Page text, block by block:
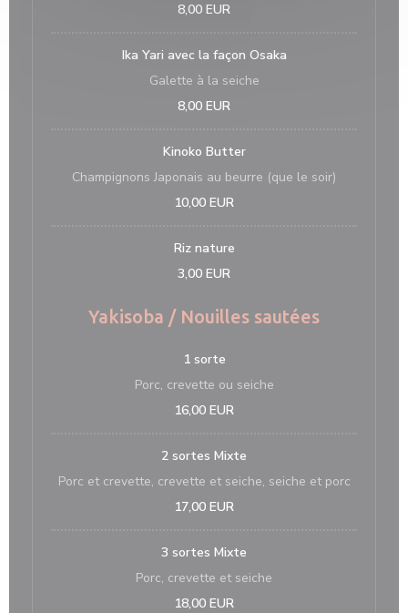
8,00 EUR
Ika Yari avec la façon Osaka
Galette à la seiche
8,00 EUR
Kinoko Butter
Champignons Japonais au beurre (que le soir)
10,00 EUR
Riz nature
3,00 EUR
Yakisoba / Nouilles sautées
1 sorte
Porc, crevette ou seiche
16,00 EUR
2 sortes Mixte
Porc et crevette, crevette et seiche, seiche et porc
17,00 EUR
3 sortes Mixte
Porc, crevette et seiche
18,00 EUR